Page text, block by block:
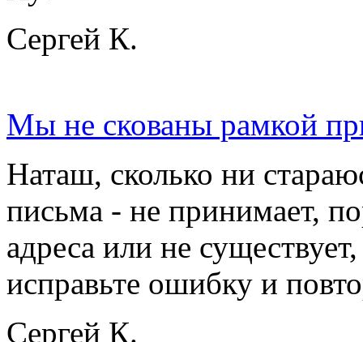
Сергей К.
Мы не скованы рамкой
Наташ, сколько ни
письма - не принимает,
адреса или не
исправьте ошибку и
Сергей К.